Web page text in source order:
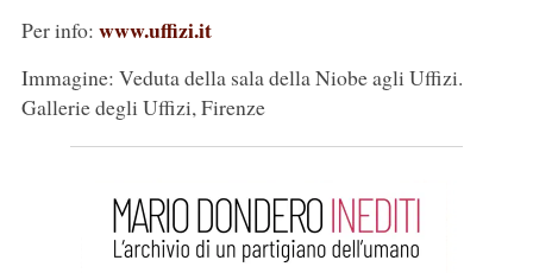
Per info: www.uffizi.it
Immagine: Veduta della sala della Niobe agli Uffizi.
Gallerie degli Uffizi, Firenze